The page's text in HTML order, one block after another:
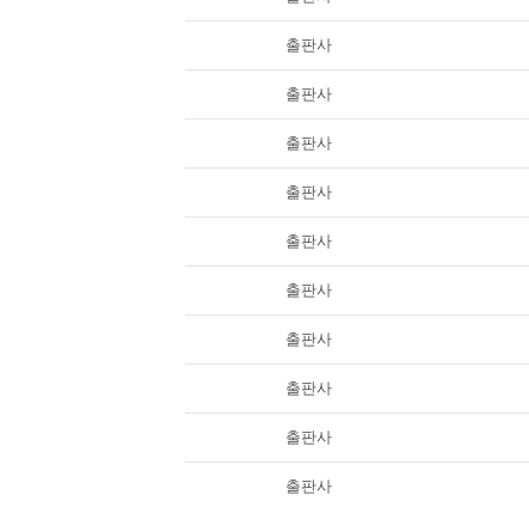
출판사
출판사
출판사
출판사
출판사
출판사
출판사
출판사
출판사
출판사